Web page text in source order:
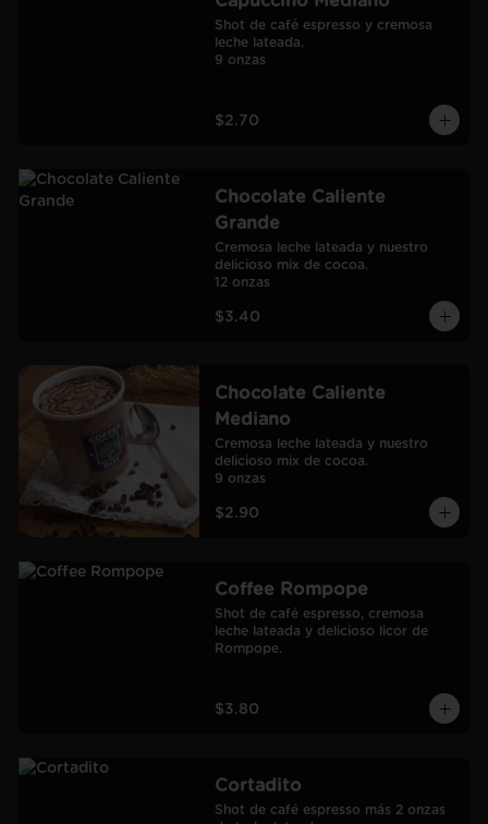
Shot de café espresso y cremosa
leche lateada.
9 onzas
$2.70
Chocolate Caliente
Grande
Cremosa leche lateada y nuestro
delicioso mix de cocoa.
12 onzas
$3.40
Chocolate Caliente
Mediano
Cremosa leche lateada y nuestro
delicioso mix de cocoa.
9 onzas
$2.90
Coffee Rompope
Shot de café espresso, cremosa
leche lateada y delicioso licor de
Rompope.
$3.80
Cortadito
Shot de café espresso más 2 onzas